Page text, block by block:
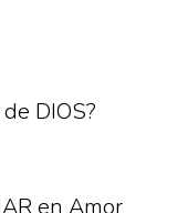
DIOS?
en Amor